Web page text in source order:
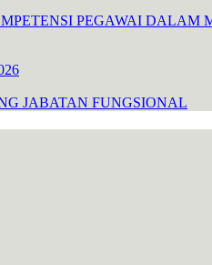
PEGAWAI
JABATAN FUNGSIONAL